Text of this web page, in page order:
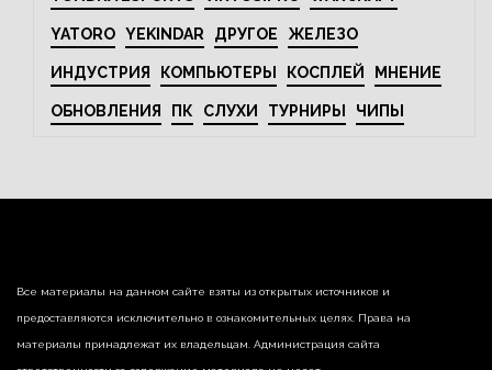
YATORO YEKINDAR ДРУГОЕ ЖЕЛЕЗО
ИНДУСТРИЯ КОМПЬЮТЕРЫ КОСПЛЕЙ МНЕНИЕ
ОБНОВЛЕНИЯ ПК СЛУХИ ТУРНИРЫ ЧИПЫ
Все материалы на данном сайте взяты из открытых источников и
предоставляются исключительно в ознакомительных целях. Права на
материалы принадлежат их владельцам. Администрация сайта